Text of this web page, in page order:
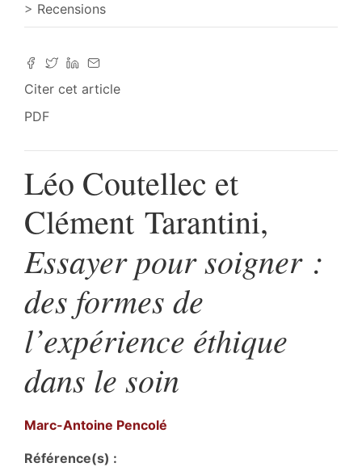
Recensions
Citer cet article
PDF
Léo Coutellec et
Clément Tarantini,
Essayer pour soigner :
des formes de
l’expérience éthique
dans le soin
Marc-Antoine Pencolé
Référence(s) :